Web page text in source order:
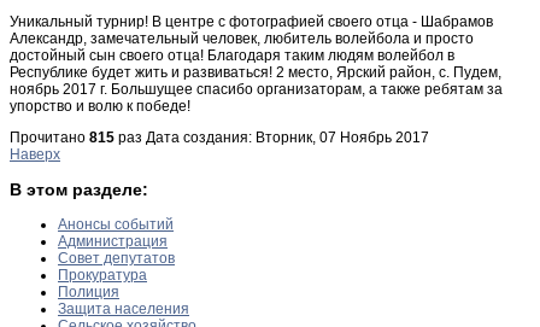
Уникальный турнир! В центре с фотографией своего отца - Шабрамов
Александр, замечательный человек, любитель волейбола и просто
достойный сын своего отца! Благодаря таким людям волейбол в
Республике будет жить и развиваться! 2 место, Ярский район, с. Пудем,
ноябрь 2017 г. Большущее спасибо организаторам, а также ребятам за
упорство и волю к победе!
Прочитано 815 раз Дата создания: Вторник, 07 Ноябрь 2017
Наверх
В этом разделе:
Анонсы событий
Администрация
Совет депутатов
Прокуратура
Полиция
Защита населения